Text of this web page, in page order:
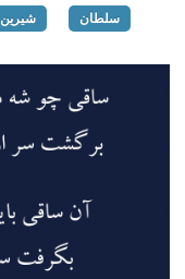
سلطان شیرین